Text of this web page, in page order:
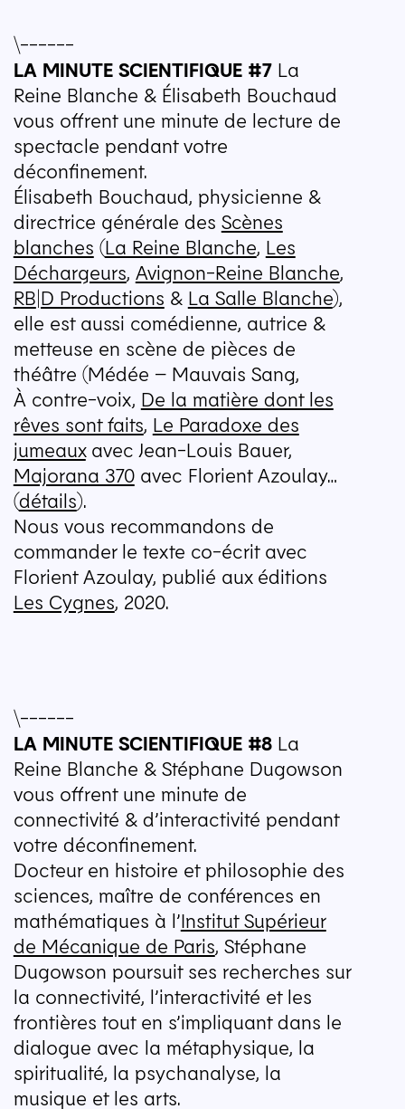
\------
LA MINUTE SCIENTIFIQUE#7La
Reine Blanche & Élisabeth Bouchaud
vous offrent une minute de lecture de
spectacle pendant votre
déconfinement.
Élisabeth Bouchaud, physicienne &
directrice générale des Scènes
blanches (La Reine Blanche, Les
Déchargeurs, Avignon-Reine Blanche,
RB|D Productions & La Salle Blanche),
elle est aussi comédienne, autrice &
metteuse en scène de pièces de
théâtre (Médée – Mauvais Sang,
À contre-voix, De la matière dont les
rêves sont faits, Le Paradoxe des
jumeauxavec Jean-Louis Bauer,
Majorana 370avec Florient Azoulay…
(détails).
Nous vous recommandons de
commander le texte co-écrit avec
Florient Azoulay, publié aux éditions
Les Cygnes, 2020.
\------
LA MINUTE SCIENTIFIQUE#8La
Reine Blanche & Stéphane Dugowson
vous offrent une minute de
connectivité & d’interactivité pendant
votre déconfinement.
Docteur en histoire et philosophie des
sciences, maître de conférences en
mathématiques à l’Institut Supérieur
de Mécanique de Paris, Stéphane
Dugowson poursuit ses recherches sur
la connectivité, l’interactivité et les
frontières tout en s’impliquant dans le
dialogue avec la métaphysique, la
spiritualité, la psychanalyse, la
musique et les arts.